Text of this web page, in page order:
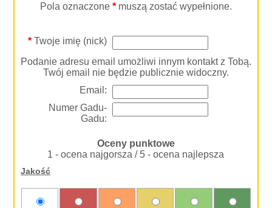
Pola oznaczone * muszą zostać wypełnione.
*Twoje imię (nick)
Podanie adresu email umożliwi innym kontakt z Tobą.
Twój email nie będzie publicznie widoczny.
Email:
Numer Gadu-
Gadu:
Oceny punktowe
1 - ocena najgorsza / 5 - ocena najlepsza
Jakość